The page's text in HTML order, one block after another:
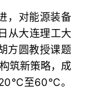
，对能源装备
从大连理工大
方圆教授课题
筑新策略，成
至60℃。